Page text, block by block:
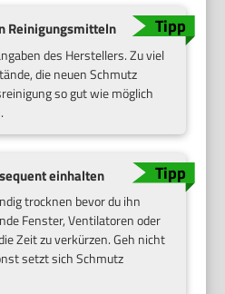
Reinigungsmitteln
des Herstellers. Zu viel
die neuen Schmutz
so gut wie möglich
einhalten
trocknen bevor du ihn
Fenster, Ventilatoren oder
Zeit zu verkürzen. Geh nicht
setzt sich Schmutz